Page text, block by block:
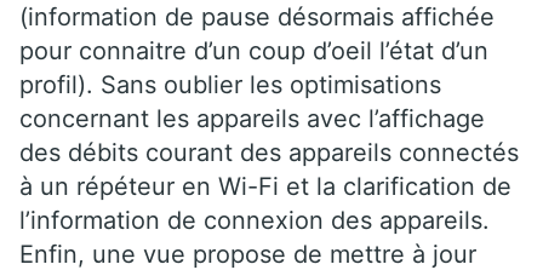
(information de pause désormais affichée
pour connaitre d’un coup d’oeil l’état d’un
profil). Sans oublier les optimisations
concernant les appareils avec l’affichage
des débits courant des appareils connectés
à un répéteur en Wi-Fi et la clarification de
l’information de connexion des appareils.
Enfin, une vue propose de mettre à jour